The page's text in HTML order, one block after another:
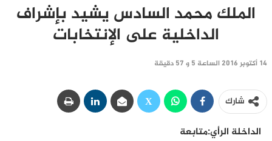
الملك محمد السادس يشيد بإشراف
الداخلية على الإنتخابات
14 أكتوبر 2016 الساعة 5 و 57 دقيقة
شارك
الداخلة الرأي:متابعة